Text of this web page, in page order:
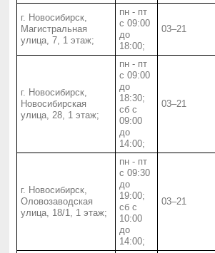
г. Новосибирск,
Магистральная
улица, 7, 1 этаж;
пн - пт
с 09:00
до
18:00;
03‒21
г. Новосибирск,
Новосибирская
улица, 28, 1 этаж;
пн - пт
с 09:00
до
18:30;
сб с
09:00
до
14:00;
03‒21
г. Новосибирск,
Оловозаводская
улица, 18/1, 1 этаж;
пн - пт
с 09:30
до
19:00;
сб с
10:00
до
14:00;
03‒21